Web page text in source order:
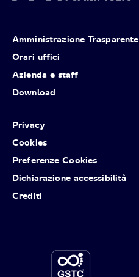
Amministrazione Trasparente
Orari uffici
Azienda e staff
Download
Privacy
Cookies
Preferenze Cookies
Dichiarazione accessibilità
Crediti